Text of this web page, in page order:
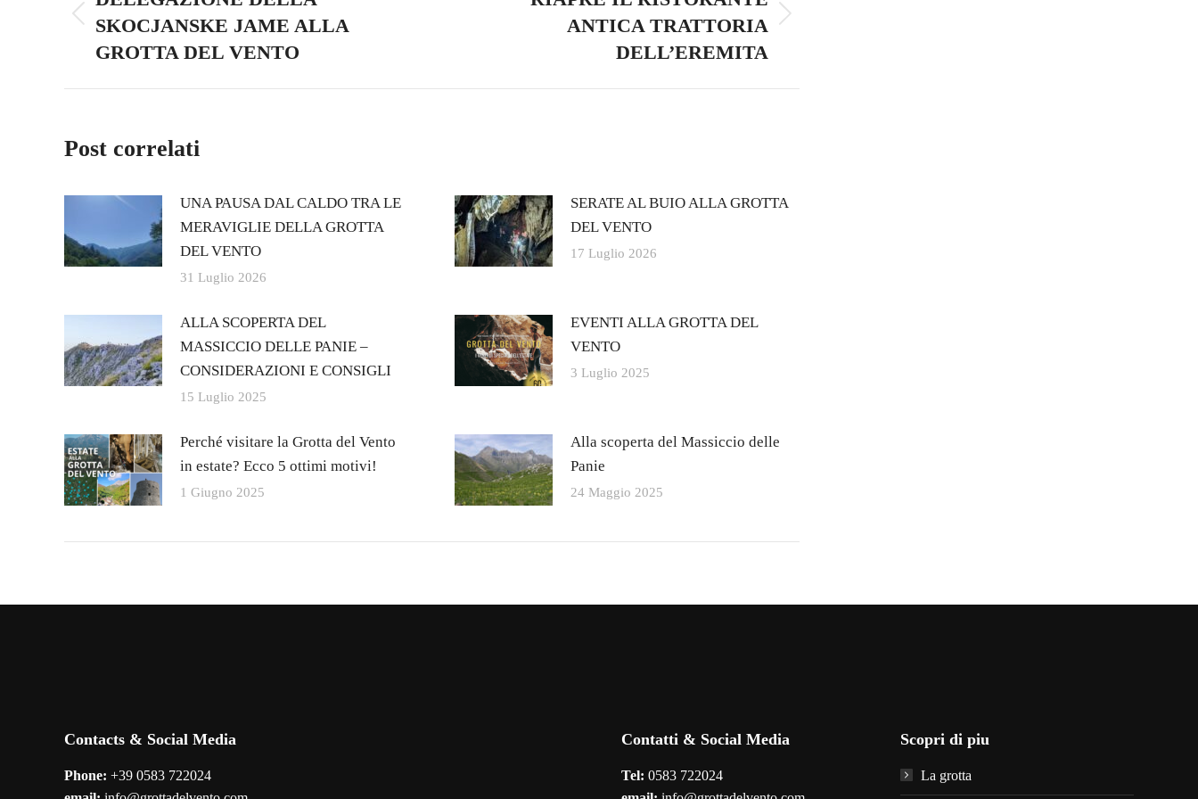
Previous
post:
SKOCJANSKE JAME ALLA
GROTTA DEL VENTO
ANTICA TRATTORIA
DELL’EREMITA
Post correlati
UNA PAUSA DAL CALDO TRA LE
MERAVIGLIE DELLA GROTTA
DEL VENTO
31 Luglio 2026
SERATE AL BUIO ALLA GROTTA
DEL VENTO
17 Luglio 2026
ALLA SCOPERTA DEL
MASSICCIO DELLE PANIE –
CONSIDERAZIONI E CONSIGLI
15 Luglio 2025
EVENTI ALLA GROTTA DEL
VENTO
3 Luglio 2025
Perché visitare la Grotta del Vento
in estate? Ecco 5 ottimi motivi!
1 Giugno 2025
Alla scoperta del Massiccio delle
Panie
24 Maggio 2025
Contacts & Social Media
Phone: +39 0583 722024
Contatti & Social Media
Tel: 0583 722024
Scopri di piu
La grotta